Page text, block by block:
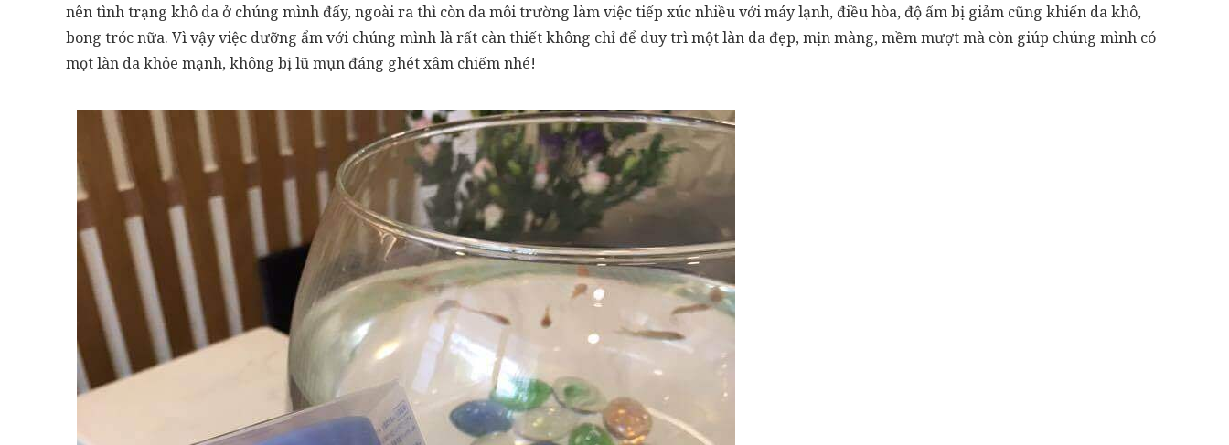
nên tình trạng khô da ở chúng mình đấy, ngoài ra thì còn da môi trường làm việc tiếp xúc nhiều với máy lạnh, điều hòa, độ ẩm bị giảm cũng khiến da khô,
bong tróc nữa. Vì vậy việc dưỡng ẩm với chúng mình là rất càn thiết không chỉ để duy trì một làn da đẹp, mịn màng, mềm mượt mà còn giúp chúng mình có
mọt làn da khỏe mạnh, không bị lũ mụn đáng ghét xâm chiếm nhé!